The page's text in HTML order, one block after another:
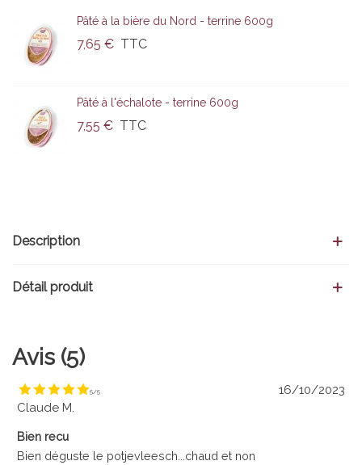
Pâté à la bière du Nord - terrine 600g
7,65 € TTC
Pâté à l'échalote - terrine 600g
7,55 € TTC
Description
Détail produit
Avis (5)
5/5
16/10/2023
Claude M.
Bien recu
Bien déguste le potjevleesch...chaud et non